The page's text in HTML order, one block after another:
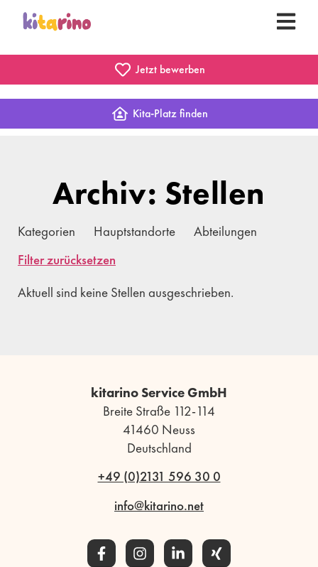
Jetzt bewerben
Kita-Platz finden
Archiv: Stellen
Kategorien Hauptstandorte
Abteilungen
Filter zurücksetzen
Aktuell sind keine Stellen ausgeschrieben.
kitarino Service GmbH
Breite Straße 112-114
41460 Neuss
Deutschland
+49 (0)2131 596 30 0
info@kitarino.net